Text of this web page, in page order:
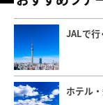
JALで行
ホテル